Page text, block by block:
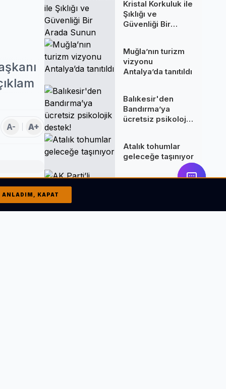
A- A+
Kristal Korkuluk ile
Şıklığı ve
Güvenliği Bir
Muğla’nın turizm
vizyonu
Antalya’da tanıtıldı
Balıkesir'den
Bandırma’ya
ücretsiz psikolojik
Atalık tohumlar
geleceğe taşınıyor
değerlendirmesi
ANLADIM, KAPAT